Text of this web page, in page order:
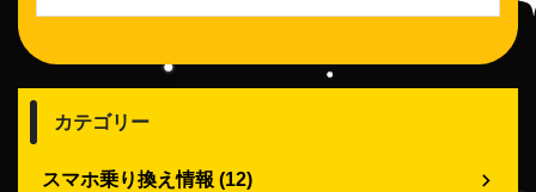
カテゴリー
スマホ乗り換え情報 (12)